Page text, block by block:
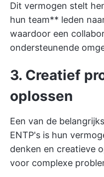
Dit vermogen stelt
hun team** leden
waardoor een
ondersteunende
3. Creatief
oplossen
Een van de
ENTP's is hun
denken en creatieve
voor complexe